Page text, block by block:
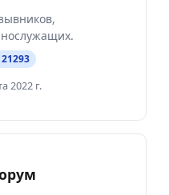
21293
2022 г.